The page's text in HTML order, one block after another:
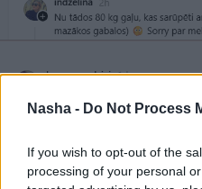
Nasha - Do Not Process
If you wish to opt-out of the
processing of your personal